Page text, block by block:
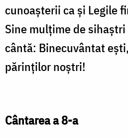
cunoaşterii ca şi Legile
Sine mulţime de
cântă: Binecuvântat
părinţilor noştri!
Cântarea a 8-a